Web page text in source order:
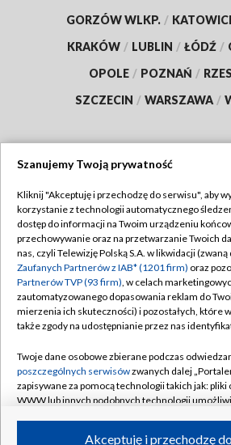
GORZÓW WLKP. /
KRAKÓW / LUBLIN / ŁÓDŹ /
OPOLE / POZNAŃ /
SZCZECIN / WARSZAWA /
TVP
Abonament TVP
Emisja w TVP
Centrum informacji TVP
Naziemna Telewizja Cyfrowa
Rada Programowa
System NOS
Informacje o nadawcy
Regulamin TVP
Polityka
Moje zgody
Pomoc
Kontakt
Kanały
Szanujemy Twoją prywatność
Kliknij "Akceptuję i przechodzę do serwisu", aby
korzystanie z technologii automatycznego
dostęp do informacji na Twoim urządzeniu
przechowywanie oraz na przetwarzanie Twoich
nas, czyli Telewizję Polską S.A. w likwidacji (zwaną
Zaufanych Partnerów z IAB* (1201 firm) oraz
Partnerów TVP (93 firm), w celach
zautomatyzowanego dopasowania reklam do
mierzenia ich skuteczności) i pozostałych, które
także zgody na udostępnianie przez nas
Twoje dane osobowe zbierane podczas
poszczególnych serwisówzwanych dalej
zapisywane za pomocą technologii takich jak:
WWW lub innych podobnych technologii
Akceptuję i przechodzę